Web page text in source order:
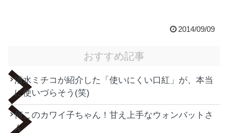
2014/09/09
おすすめ記事
清水ミチコが紹介した「使いにくい口紅」が、本当
に使いづらそう(笑)
何このカワイ子ちゃん！甘え上手なウォンバットさ
ん